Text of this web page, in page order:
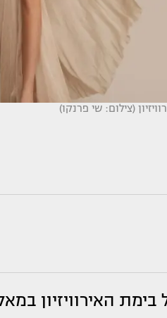
(צילום: שי פרנקו)
בימת האירוויזיון